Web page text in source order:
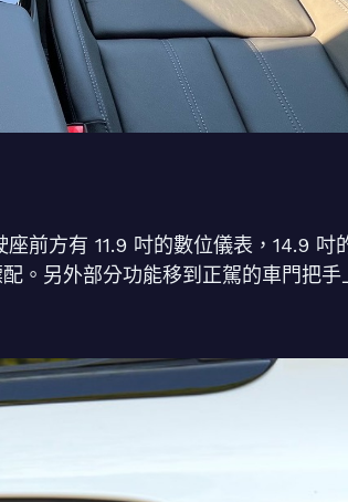
前方有 11.9 吋的數位儀表，14.9 吋
。另外部分功能移到正駕的車門把手